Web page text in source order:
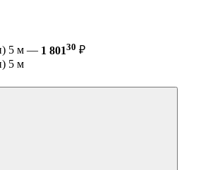
5 м — 1 80130 ₽
5 м